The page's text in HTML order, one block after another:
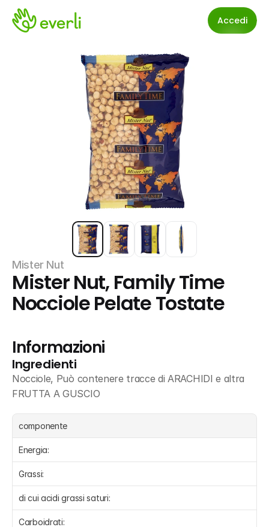
Accedi
Mister Nut
Mister Nut, Family Time
Nocciole Pelate Tostate
Informazioni
Ingredienti
Nocciole, Può contenere tracce di ARACHIDI e altra
FRUTTA A GUSCIO
componente
Energia:
Grassi:
di cui acidi grassi saturi:
Carboidrati: